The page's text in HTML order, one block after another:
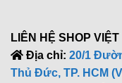
LIÊN HỆ SHOP VIỆT
Địa chỉ: 20/1
Thủ Đức, TP. HCM